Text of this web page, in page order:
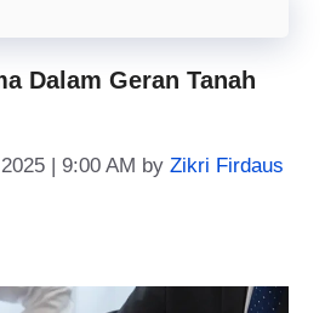
Dalam Geran Tanah
| 9:00 AM by Zikri Firdaus